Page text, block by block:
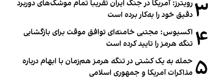
۳رویترز: آمریکا در جنگ ایران تقریبا تمام موشک‌های دوربرد
دقیق خود را به‌کار برده است
۴ اکسیوس: مجتبی خامنه‌ای توافق موقت برای بازگشایی
تنگه هرمز را تایید کرده است
۵ حمله به یک کشتی در تنگه هرمز هم‌زمان با ابهام درباره
مذاکرات آمریکا و جمهوری اسلامی